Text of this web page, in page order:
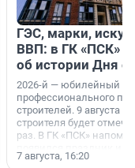
ГЭС, марки,
ВВП: в ГК «ПСК»
об истории Дня
2026-й — юбилейный
профессионального
строителей. 9 августа
строителя будет
раз. В ГК «ПСК»
поменялась роль
7 августа, 16:20